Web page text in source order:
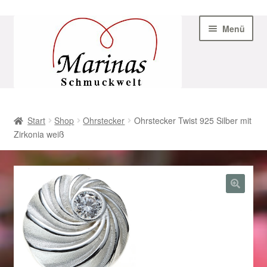
Navigation
Menü
AGB
Beispiel-Seite
Datenschutz
Geschenke zu Ostern 2023
Geschenke zu Ostern 2024
Start Shop Ohrstecker
Ohrstecker Twist 925 Silber mit
Zirkonia weiß